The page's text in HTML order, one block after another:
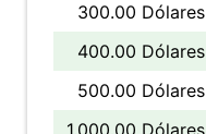
300.00 Dólares
400.00 Dólares
500.00 Dólares
1,000.00 Dólares